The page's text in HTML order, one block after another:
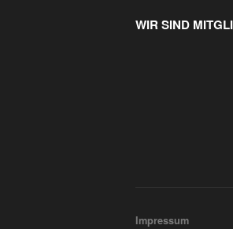
WIR SIND
Impressum